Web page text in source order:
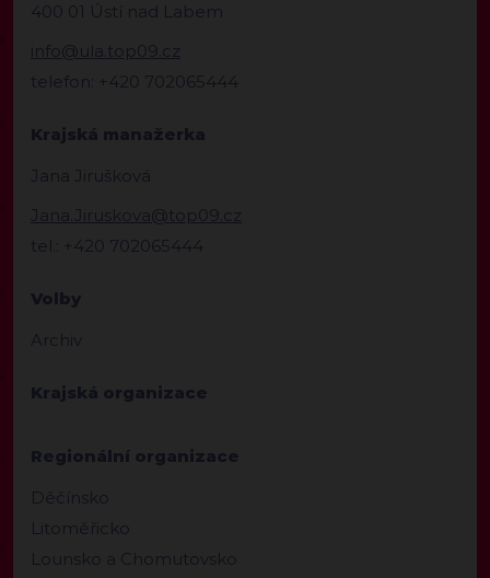
400 01 Ústí nad Labem
info@ula.top09.cz
telefon: +420 702065444
Krajská manažerka
Jana Jirušková
Jana.Jiruskova@top09.cz
tel.: +420 702065444
Volby
Archiv
Krajská organizace
Regionální organizace
Děčínsko
Litoměřicko
Lounsko a Chomutovsko